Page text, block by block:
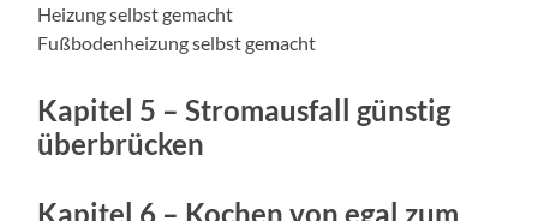
Heizung selbst gemacht
Fußbodenheizung selbst gemacht
Kapitel 5 – Stromausfall günstig
überbrücken
Kapitel 6 – Kochen von egal zum